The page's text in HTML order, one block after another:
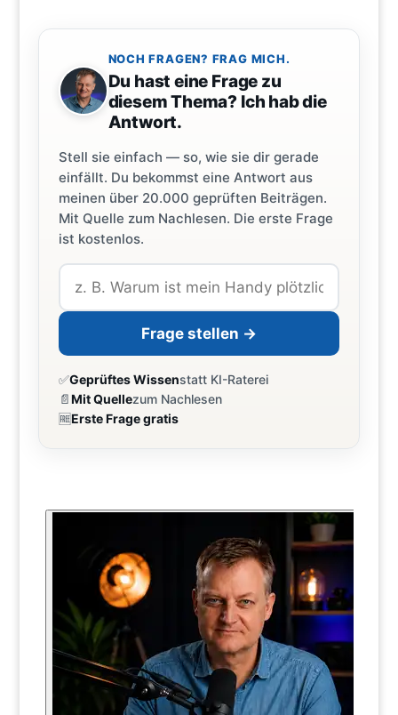
NOCH FRAGEN? FRAG MICH.
Du hast eine Frage zu
diesem Thema? Ich hab die
Antwort.
Stell sie einfach — so, wie sie dir gerade
einfällt. Du bekommst eine Antwort aus
meinen über 20.000 geprüften Beiträgen.
Mit Quelle zum Nachlesen. Die erste Frage
ist kostenlos.
Frage stellen →
✅Geprüftes Wissenstatt KI-Raterei
📄Mit Quellezum Nachlesen
🆓Erste Frage gratis